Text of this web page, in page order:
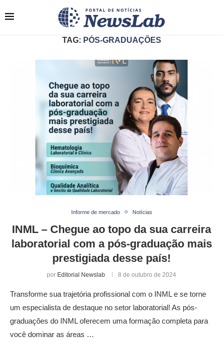
TAG: PÓS-GRADUAÇÕES
Informe de mercado Notícias
INML – Chegue ao topo da sua carreira
laboratorial com a pós-graduação mais
prestigiada desse país!
por Editorial Newslab 8 de outubro de 2024
Transforme sua trajetória profissional com o INML e se torne
um especialista de destaque no setor laboratorial! As pós-
graduações do INML oferecem uma formação completa para
você dominar as áreas …